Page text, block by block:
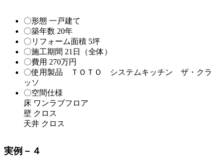
〇形態 一戸建て
〇築年数 20年
〇リフォーム面積 5坪
〇施工期間 21日（全体）
〇費用 270万円
〇使用製品 ＴＯＴＯ システムキッチン ザ・クラ
ッソ
〇空間仕様
床 ワンラブフロア
壁 クロス
天井 クロス
実例－４